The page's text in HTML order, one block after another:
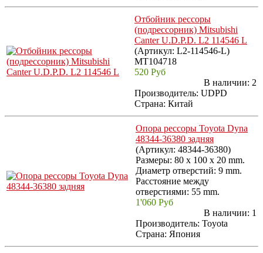
Отбойник рессоры
(подрессорник) Mitsubishi
Canter U.D.P.D. L2 114546 L
(Артикул: L2-114546-L)
MT104718
520 Руб
В наличии: 2
Производитель: UDPD
Страна: Китай
Опора рессоры Toyota Dyna
48344-36380 задняя
(Артикул: 48344-36380)
Размеры: 80 x 100 x 20 mm.
Диаметр отверстий: 9 mm.
Расстояние между
отверстиями: 55 mm.
1'060 Руб
В наличии: 1
Производитель: Toyota
Страна: Япония